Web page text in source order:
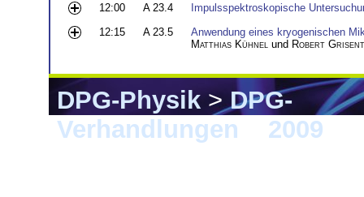
12:00
A 23.4
Impulsspektroskopische
12:15
A 23.5
Anwendung eines kryogenischen
Matthias Kühnel und Robert
DPG-Physik>DPG-
Verhandlungen
2009